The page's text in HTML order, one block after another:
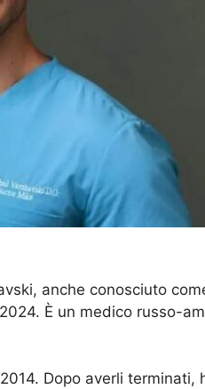
anche conosciuto
È un medico russo-
Dopo averli terminati,